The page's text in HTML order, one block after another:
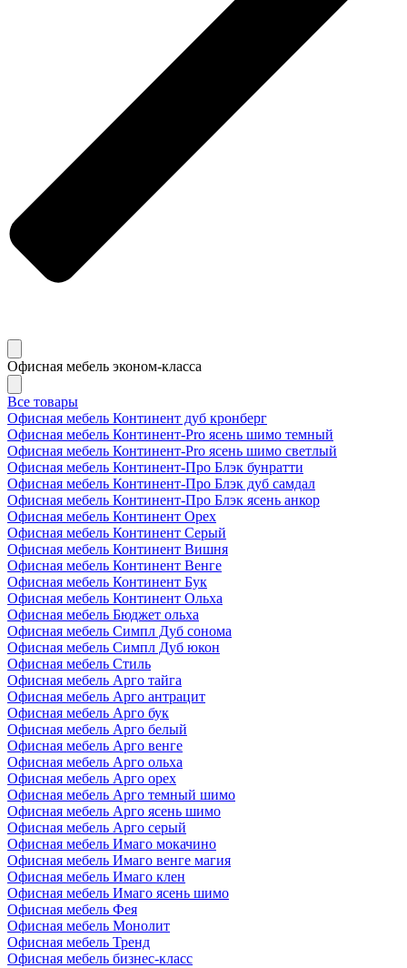
Офисная мебель эконом-класса
Все товары
Офисная мебель Континент дуб кронберг
Офисная мебель Континент-Pro ясень шимо темный
Офисная мебель Континент-Pro ясень шимо светлый
Офисная мебель Континент-Про Блэк бунратти
Офисная мебель Континент-Про Блэк дуб самдал
Офисная мебель Континент-Про Блэк ясень анкор
Офисная мебель Континент Орех
Офисная мебель Континент Серый
Офисная мебель Континент Вишня
Офисная мебель Континент Венге
Офисная мебель Континент Бук
Офисная мебель Континент Ольха
Офисная мебель Бюджет ольха
Офисная мебель Симпл Дуб сонома
Офисная мебель Симпл Дуб юкон
Офисная мебель Стиль
Офисная мебель Арго тайга
Офисная мебель Арго антрацит
Офисная мебель Арго бук
Офисная мебель Арго белый
Офисная мебель Арго венге
Офисная мебель Арго ольха
Офисная мебель Арго орех
Офисная мебель Арго темный шимо
Офисная мебель Арго ясень шимо
Офисная мебель Арго серый
Офисная мебель Имаго мокачино
Офисная мебель Имаго венге магия
Офисная мебель Имаго клен
Офисная мебель Имаго ясень шимо
Офисная мебель Фея
Офисная мебель Монолит
Офисная мебель Тренд
Офисная мебель бизнес-класс